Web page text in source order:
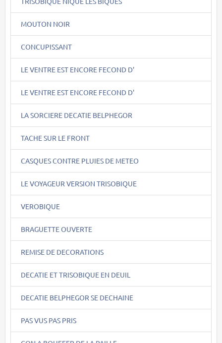
MOUTON NOIR
CONCUPISSANT
LE VENTRE EST ENCORE FECOND D'
LE VENTRE EST ENCORE FECOND D'
LA SORCIERE DECATIE BELPHEGOR
TACHE SUR LE FRONT
CASQUES CONTRE PLUIES DE METEO
LE VOYAGEUR VERSION TRISOBIQUE
VEROBIQUE
BRAGUETTE OUVERTE
REMISE DE DECORATIONS
DECATIE ET TRISOBIQUE EN DEUIL
DECATIE BELPHEGOR SE DECHAINE
PAS VUS PAS PRIS